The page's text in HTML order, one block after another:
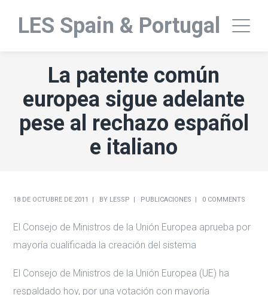
LES Spain & Portugal
La patente común
europea sigue adelante
pese al rechazo español
e italiano
18 DE OCTUBRE DE 2011 BY LESSP PUBLICACIONES 0 COMMENTS
El Consejo de Ministros de la Unión Europea aprueba por
mayoría cualificada la creación del sistema
El Consejo de Ministros de la Unión Europea (UE) ha
respaldado hoy, por una votación con mayoría